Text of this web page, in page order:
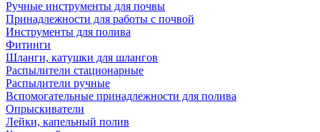
Ручные инструменты для почвы
Принадлежности для работы с почвой
Инструменты для полива
Фитинги
Шланги, катушки для шлангов
Распылители стационарные
Распылители ручные
Вспомогательные принадлежности для полива
Опрыскиватели
Лейки, капельный полив